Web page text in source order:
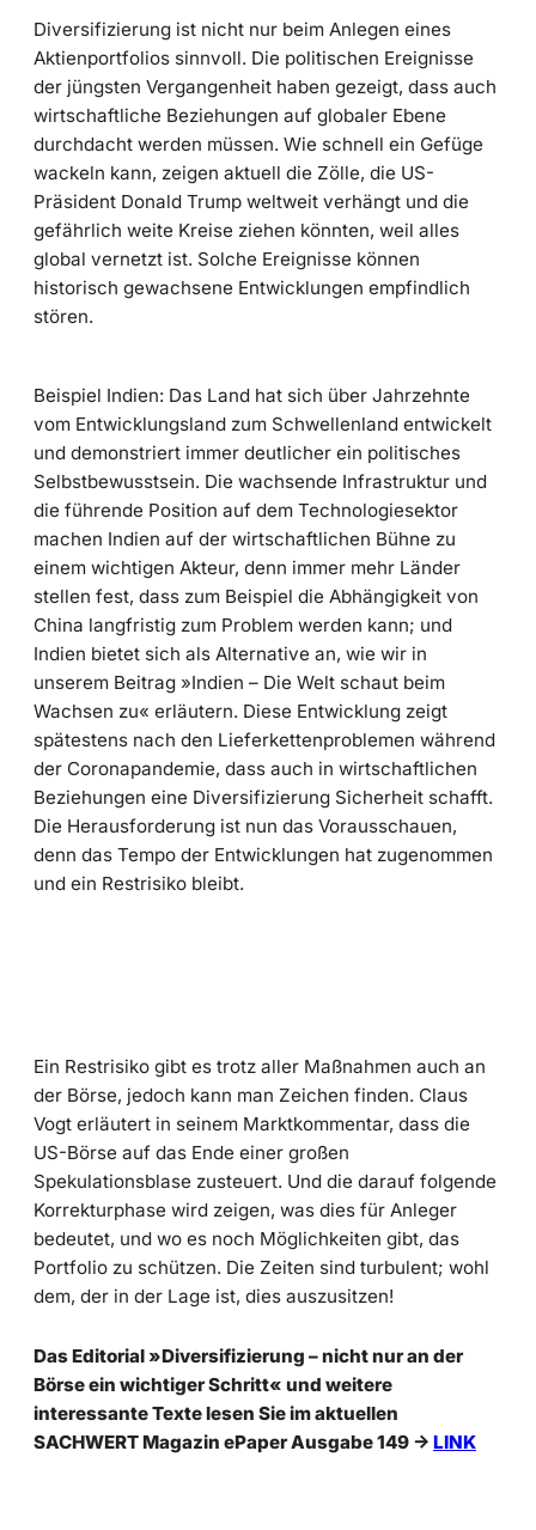
Diversifizierung ist nicht nur beim Anlegen eines
Aktienportfolios sinnvoll. Die politischen Ereignisse
der jüngsten Vergangenheit haben gezeigt, dass auch
wirtschaftliche Beziehungen auf globaler Ebene
durchdacht werden müssen. Wie schnell ein Gefüge
wackeln kann, zeigen aktuell die Zölle, die US-
Präsident Donald Trump weltweit verhängt und die
gefährlich weite Kreise ziehen könnten, weil alles
global vernetzt ist. Solche Ereignisse können
historisch gewachsene Entwicklungen empfindlich
stören.
Beispiel Indien: Das Land hat sich über Jahrzehnte
vom Entwicklungsland zum Schwellenland entwickelt
und demonstriert immer deutlicher ein politisches
Selbstbewusstsein. Die wachsende Infrastruktur und
die führende Position auf dem Technologiesektor
machen Indien auf der wirtschaftlichen Bühne zu
einem wichtigen Akteur, denn immer mehr Länder
stellen fest, dass zum Beispiel die Abhängigkeit von
China langfristig zum Problem werden kann; und
Indien bietet sich als Alternative an, wie wir in
unserem Beitrag »Indien – Die Welt schaut beim
Wachsen zu« erläutern. Diese Entwicklung zeigt
spätestens nach den Lieferkettenproblemen während
der Coronapandemie, dass auch in wirtschaftlichen
Beziehungen eine Diversifizierung Sicherheit schafft.
Die Herausforderung ist nun das Vorausschauen,
denn das Tempo der Entwicklungen hat zugenommen
und ein Restrisiko bleibt.
Ein Restrisiko gibt es trotz aller Maßnahmen auch an
der Börse, jedoch kann man Zeichen finden. Claus
Vogt erläutert in seinem Marktkommentar, dass die
US-Börse auf das Ende einer großen
Spekulationsblase zusteuert. Und die darauf folgende
Korrekturphase wird zeigen, was dies für Anleger
bedeutet, und wo es noch Möglichkeiten gibt, das
Portfolio zu schützen. Die Zeiten sind turbulent; wohl
dem, der in der Lage ist, dies auszusitzen!
Das Editorial »Diversifizierung – nicht nur an der
Börse ein wichtiger Schritt« und weitere
interessante Texte lesen Sie im aktuellen
SACHWERT Magazin ePaper Ausgabe 149 -> LINK